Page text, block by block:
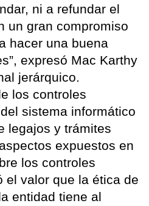
ni a refundar el
un gran compromiso
hacer una buena
expresó Mac Karthy
jerárquico.
los controles
sistema informático
legajos y trámites
expuestos en
los controles
el valor que la ética de
entidad tiene al